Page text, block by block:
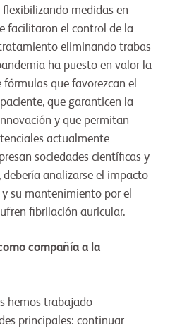
medidas en
facilitaron el control de la
eliminando trabas
ha puesto en valor la
que favorezcan el
que garanticen la
y que permitan
actualmente
sociedades científicas y
debería analizarse el impacto
su mantenimiento por el
fibrilación auricular.
compañía a la
hemos trabajado
principales: continuar